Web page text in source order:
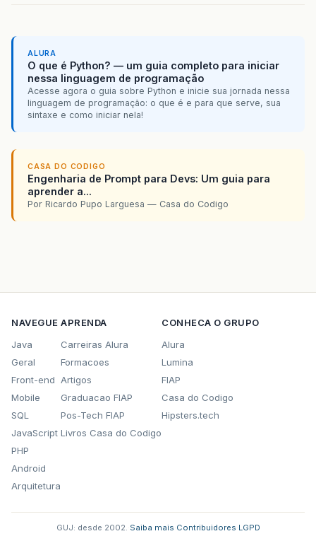
ALURA
O que é Python? — um guia completo para iniciar
nessa linguagem de programação
Acesse agora o guia sobre Python e inicie sua jornada nessa
linguagem de programação: o que é e para que serve, sua
sintaxe e como iniciar nela!
CASA DO CODIGO
Engenharia de Prompt para Devs: Um guia para
aprender a...
Por Ricardo Pupo Larguesa — Casa do Codigo
NAVEGUE
Java
Geral
Front-end
Mobile
SQL
JavaScript
PHP
Android
Arquitetura
APRENDA
Carreiras Alura
Formacoes
Artigos
Graduacao FIAP
Pos-Tech FIAP
Livros Casa do Codigo
CONHECA O GRUPO
Alura
Lumina
FIAP
Casa do Codigo
Hipsters.tech
GUJ: desde 2002. Saiba mais Contribuidores LGPD